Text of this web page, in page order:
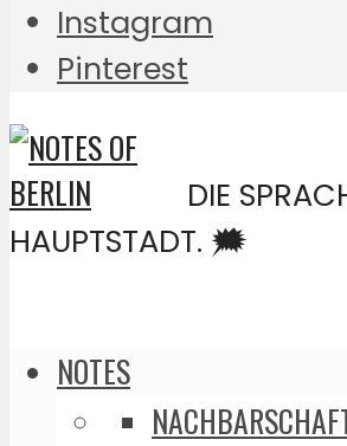
Instagram
Pinterest
DIE
HAUPTSTADT. 🗯️
NOTES